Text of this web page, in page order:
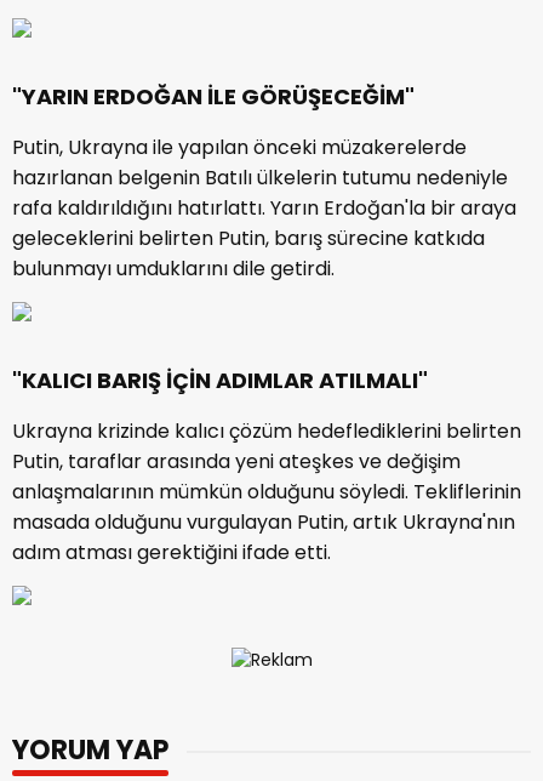
"YARIN ERDOĞAN İLE GÖRÜŞECEĞİM"
Putin, Ukrayna ile yapılan önceki müzakerelerde
hazırlanan belgenin Batılı ülkelerin tutumu nedeniyle
rafa kaldırıldığını hatırlattı. Yarın Erdoğan'la bir araya
geleceklerini belirten Putin, barış sürecine katkıda
bulunmayı umduklarını dile getirdi.
"KALICI BARIŞ İÇİN ADIMLAR ATILMALI"
Ukrayna krizinde kalıcı çözüm hedeflediklerini belirten
Putin, taraflar arasında yeni ateşkes ve değişim
anlaşmalarının mümkün olduğunu söyledi. Tekliflerinin
masada olduğunu vurgulayan Putin, artık Ukrayna'nın
adım atması gerektiğini ifade etti.
YORUM YAP